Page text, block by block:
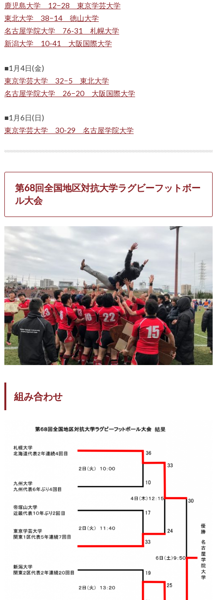
鹿児島大学 12−28 東京学芸大学
東北大学 38−14 徳山大学
名古屋学院大学 76-31 札幌大学
新潟大学 10-41 大阪国際大学
■1月4日(金)
東京学芸大学 32−5 東北大学
名古屋学院大学 26−20 大阪国際大学
■1月6日(日)
東京学芸大学 30-29 名古屋学院大学
第68回全国地区対抗大学ラグビーフットボー
ル大会
組み合わせ